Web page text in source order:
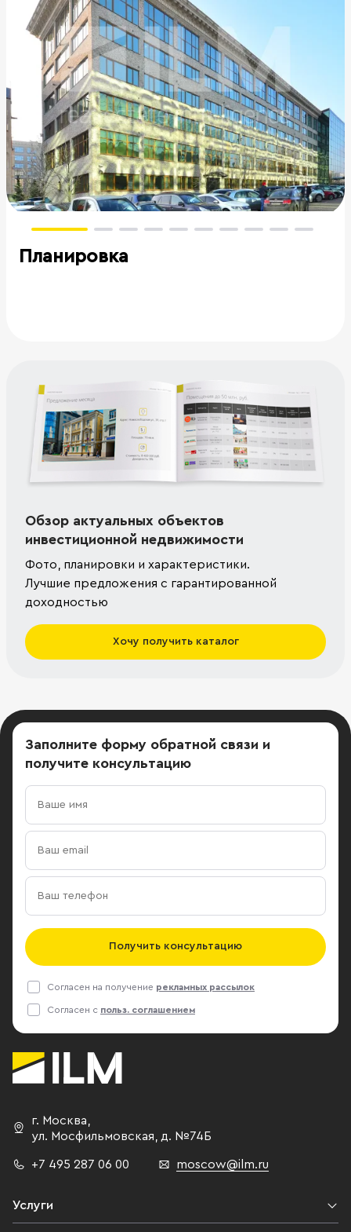
Планировка
Обзор актуальных объектов
инвестиционной недвижимости
Фото, планировки и характеристики.
Лучшие предложения с гарантированной
доходностью
Хочу получить каталог
Заполните форму обратной связи и
получите консультацию
Получить консультацию
Согласен на получение рекламных рассылок
Согласен с польз. соглашением
г. Москва
ул. Мосфильмовская,
д. №74Б
+7 495 287 06 00 moscow@ilm.ru
Услуги